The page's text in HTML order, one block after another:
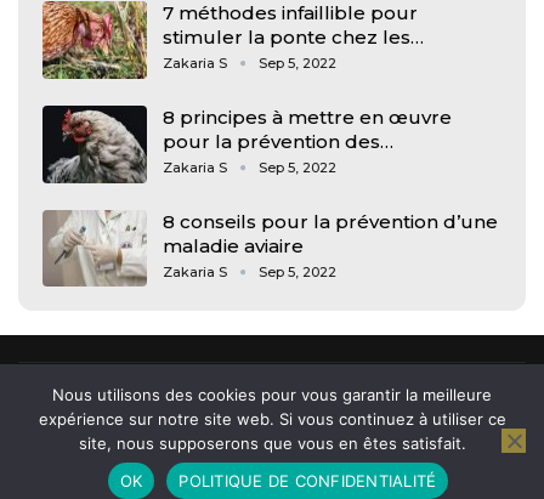
7 méthodes infaillible pour
stimuler la ponte chez les…
Zakaria S Sep 5, 2022
8 principes à mettre en œuvre
pour la prévention des…
Zakaria S Sep 5, 2022
8 conseils pour la prévention d’une
maladie aviaire
Zakaria S Sep 5, 2022
© 2026 - Arkham, news et actu des jeunes. All Rights Reserved.
Nous utilisons des cookies pour vous garantir la meilleure
expérience sur notre site web. Si vous continuez à utiliser ce
site, nous supposerons que vous en êtes satisfait.
OK
POLITIQUE DE CONFIDENTIALITÉ